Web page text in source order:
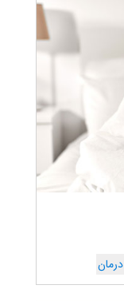
درمان